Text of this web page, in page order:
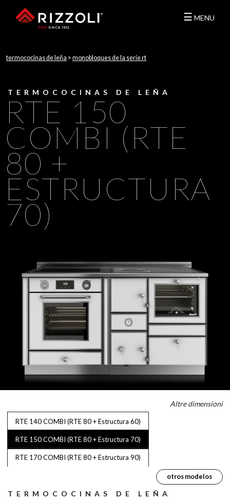
☰ MENU
termococinas de leña > monobloques de la serie rt
TERMOCOCINAS DE LEÑA
RTE 150
COMBI (RTE
80 +
ESTRUCTURA
70)
Altre dimensioni
RTE 140 COMBI (RTE 80 + Estructura 60)
RTE 150 COMBI (RTE 80 + Estructura 70)
RTE 170 COMBI (RTE 80 + Estructura 90)
otros modelos
TERMOCOCINAS DE LEÑA